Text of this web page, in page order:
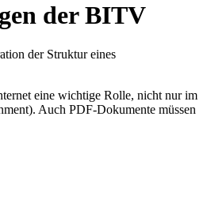
der BITV
eine wichtige Rolle, nicht nur im
Auch PDF-Dokumente müssen